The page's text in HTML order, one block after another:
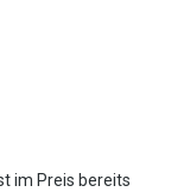
im Preis bereits